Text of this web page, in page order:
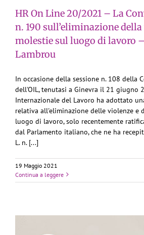
HR On Line 20/2021 – La
n. 190 sull’eliminazione
molestie sul luogo di lavoro
Lambrou
In occasione della sessione n. 108 della
dell'OIL, tenutasi a Ginevra il 21 giugno
Internazionale del Lavoro ha adottato
relativa all'eliminazione delle violenze e
luogo di lavoro, solo recentemente
dal Parlamento italiano, che ne ha
L. n. [...]
19 Maggio 2021
Continua a leggere